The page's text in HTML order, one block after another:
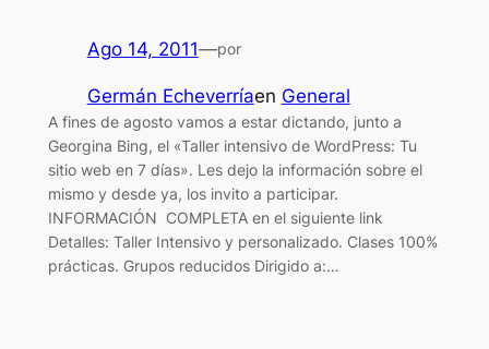
Ago 14, 2011—por
Germán Echeverríaen General
A fines de agosto vamos a estar dictando, junto a
Georgina Bing, el «Taller intensivo de WordPress: Tu
sitio web en 7 días». Les dejo la información sobre el
mismo y desde ya, los invito a participar.
INFORMACIÓN COMPLETA en el siguiente link
Detalles: Taller Intensivo y personalizado. Clases 100%
prácticas. Grupos reducidos Dirigido a:…